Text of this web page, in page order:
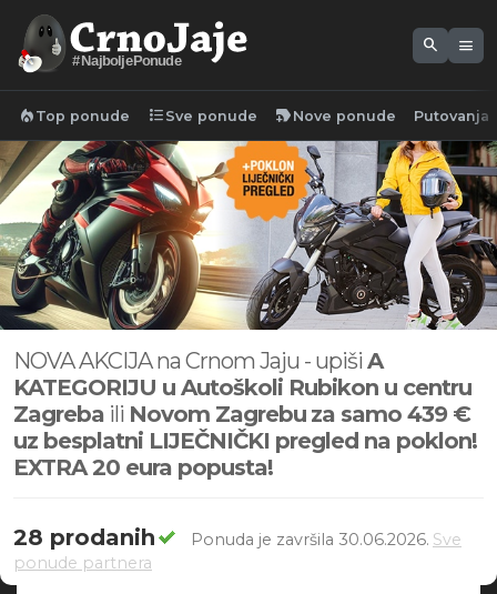
#NajboljePonude
search menu
local_fire_department Top ponude format_list_bulleted Sve ponude new_label Nove ponude Putovanja
NOVA AKCIJA na Crnom Jaju - upiši A
KATEGORIJU u Autoškoli Rubikon u centru
Zagreba ili Novom Zagrebu za samo 439 €
uz besplatni LIJEČNIČKI pregled na poklon!
EXTRA 20 eura popusta!
28 prodanih Ponuda je završila 30.06.2026. Sve
ponude partnera